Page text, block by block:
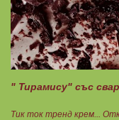
мляко. Цялото
хапвате както
" Тирамису" със
Тик ток тренд крем...